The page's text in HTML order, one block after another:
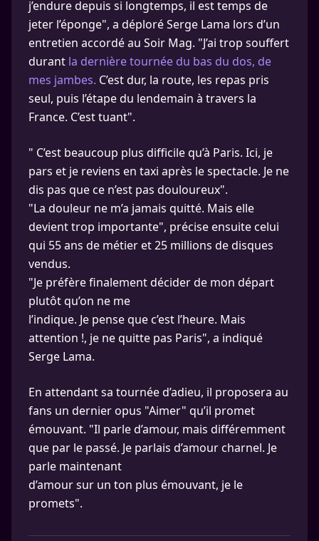
j’endure depuis si longtemps, il est temps de
jeter l’éponge", a déploré Serge Lama lors d’un
entretien accordé au Soir Mag. "J’ai trop souffert
durant la dernière tournée du bas du dos, de
mes jambes. C’est dur, la route, les repas pris
seul, puis l’étape du lendemain à travers la
France. C’est tuant".
" C’est beaucoup plus difficile qu’à Paris. Ici, je
pars et je reviens en taxi après le spectacle. Je ne
dis pas que ce n’est pas douloureux".
"La douleur ne m’a jamais quitté. Mais elle
devient trop importante", précise ensuite celui
qui 55 ans de métier et 25 millions de disques
vendus.
"Je préfère finalement décider de mon départ
plutôt qu’on ne me
l’indique. Je pense que c’est l’heure. Mais
attention !, je ne quitte pas Paris", a indiqué
Serge Lama.
En attendant sa tournée d’adieu, il proposera au
fans un dernier opus "Aimer" qu’il promet
émouvant. "Il parle d’amour, mais différemment
que par le passé. Je parlais d’amour charnel. Je
parle maintenant
d’amour sur un ton plus émouvant, je le
promets".